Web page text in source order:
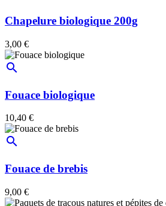
Chapelure biologique 200g
3,00 €
search
Fouace biologique
10,40 €
search
Fouace de brebis
9,00 €